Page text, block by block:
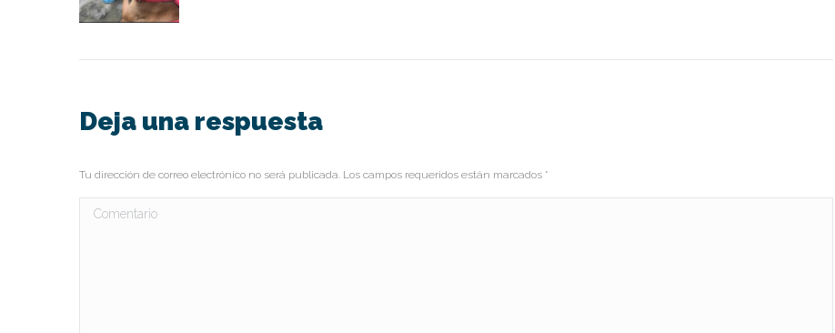
Deja una respuesta
Tu dirección de correo electrónico no será publicada. Los campos requeridos están marcados *
Comentario